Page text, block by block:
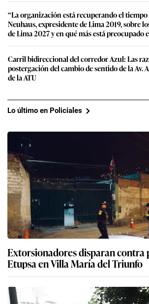
“La organización está recuperando el
Neuhaus, expresidente de Lima 2019, sobre
de Lima 2027 y en qué más está preocupado
Carril bidireccional del corredor Azul: Las
postergación del cambio de sentido de la Av.
de la ATU
Lo último en Policiales
Extorsionadores disparan contra
Etupsa en Villa María del Triunfo